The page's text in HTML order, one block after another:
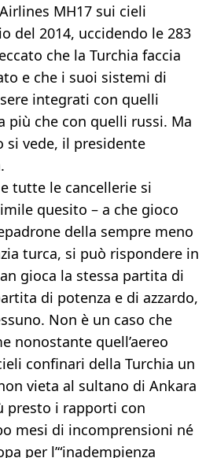
MH17 sui cieli
del 2014, uccidendo le 283
che la Turchia faccia
e che i suoi sistemi di
integrati con quelli
più che con quelli russi. Ma
si vede, il presidente
tutte le cancellerie si
quesito – a che gioco
della sempre meno
turca, si può rispondere in
gioca la stessa partita di
di potenza e di azzardo,
Non è un caso che
nonostante quell’aereo
confinari della Turchia un
vieta al sultano di Ankara
presto i rapporti con
mesi di incomprensioni né
per l’“inadempienza